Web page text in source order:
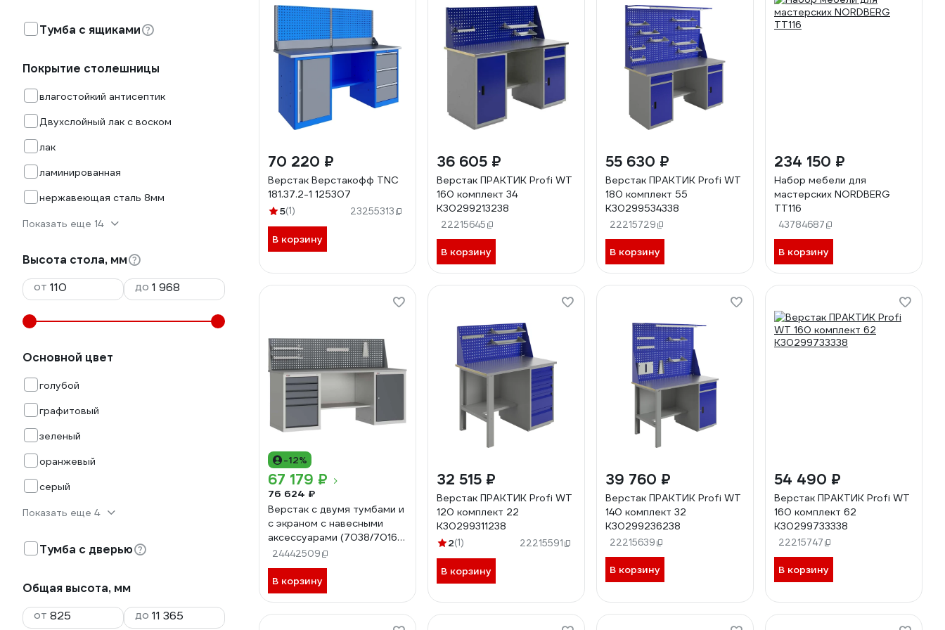
Тумба с ящиками
Покрытие столешницы
влагостойкий антисептик
Двухслойный лак с воском
лак
ламинированная
нержавеющая сталь 8мм
Показать еще 14
Высота стола, мм
от
до
Основной цвет
голубой
графитовый
зеленый
оранжевый
серый
Показать еще 4
Тумба с дверью
Общая высота, мм
от
до
70 220 ₽
Верстак Верстакофф TNC
181.37.2-1 125307
5(1) 23255313
В корзину
36 605 ₽
Верстак ПРАКТИК Profi WT
160 комплект 34
К30299213238
22215645
В корзину
55 630 ₽
Верстак ПРАКТИК Profi WT
180 комплект 55
К30299534338
22215729
В корзину
234 150 ₽
Набор мебели для
мастерских NORDBERG
TT116
43784687
В корзину
-12%
67 179 ₽
76 624 ₽
Верстак с двумя тумбами и
с экраном с навесными
аксессуарами (7038/7016)
Диком ВЛ-К-200-08
11.0295-103
24442509
В корзину
32 515 ₽
Верстак ПРАКТИК Profi WT
120 комплект 22
К30299311238
2(1) 22215591
В корзину
39 760 ₽
Верстак ПРАКТИК Profi WT
140 комплект 32
К30299236238
22215639
В корзину
54 490 ₽
Верстак ПРАКТИК Profi WT
160 комплект 62
К30299733338
22215747
В корзину